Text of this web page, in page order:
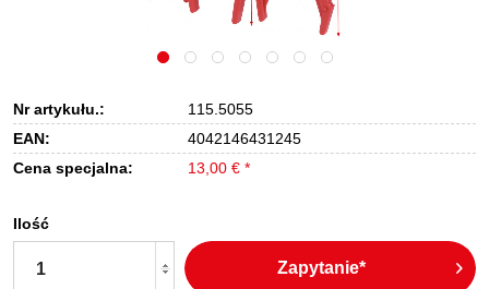
Nr artykułu.:
115.5055
EAN:
4042146431245
Cena specjalna:
13,00 € *
Ilość
Zapytanie*